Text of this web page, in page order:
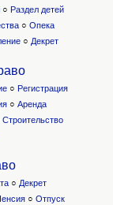
○ Раздел детей
○ Опека
○ Декрет
○ Регистрация
○ Аренда
Строительство
○ Декрет
○ Отпуск